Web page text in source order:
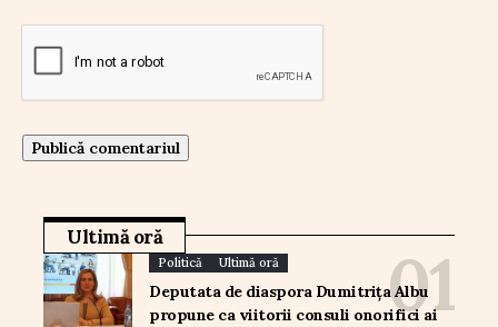
Ultimă oră
Politică Ultimă oră
Deputata de diaspora Dumitrița Albu
propune ca viitorii consuli onorifici ai